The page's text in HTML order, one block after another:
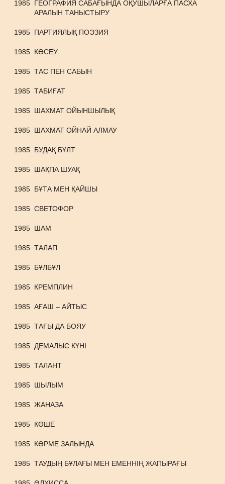
1985 ГЕОГРАФИЯ САБАҒЫНДА ОҚУШЫЛАРҒА ПАСХА
АРАЛЫН ТАНЫСТЫРУ
1985 ПАРТИЯЛЫҚ ПОЭЗИЯ
1985 КӨСЕУ
1985 ТАС ПЕН САБЫН
1985 ТАБИҒАТ
1985 ШАХМАТ ОЙЫНШЫЛЫҚ
1985 ШАХМАТ ОЙНАЙ АЛМАУ
1985 БУДАҚ БҰЛТ
1985 ШАҚПА ШУАҚ
1985 БҰТА МЕН ҚАЙШЫ
1985 СВЕТОФОР
1985 ШАМ
1985 ТАЛАП
1985 БҰЛБҰЛ
1985 КРЕМПЛИН
1985 АҒАШ – АЙТЫС
1985 ТАҒЫ ДА БОЯУ
1985 ДЕМАЛЫС КҮНІ
1985 ТАЛАНТ
1985 ШЫЛЫМ
1985 ЖАНАЗА
1985 КӨШЕ
1985 КӨРМЕ ЗАЛЫНДА
1985 ТАУДЫҢ БҰЛАҒЫ МЕН ЕМЕННІҢ ЖАПЫРАҒЫ